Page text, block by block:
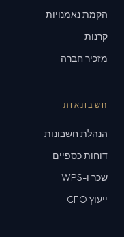
הקמת נאמנויות
קרנות
מזכיר חברה
חשבונאות
הנהלת חשבונות
דוחות כספיים
שכר ו-WPS
ייעוץ CFO